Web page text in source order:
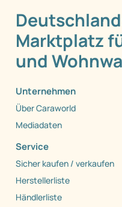
Marktplatz
und
Unternehmen
Über Caraworld
Mediadaten
Service
Sicher kaufen / verkaufen
Herstellerliste
Händlerliste